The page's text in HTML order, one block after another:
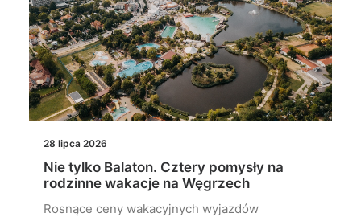
28 lipca 2026
Nie tylko Balaton. Cztery pomysły na
rodzinne wakacje na Węgrzech
Rosnące ceny wakacyjnych wyjazdów